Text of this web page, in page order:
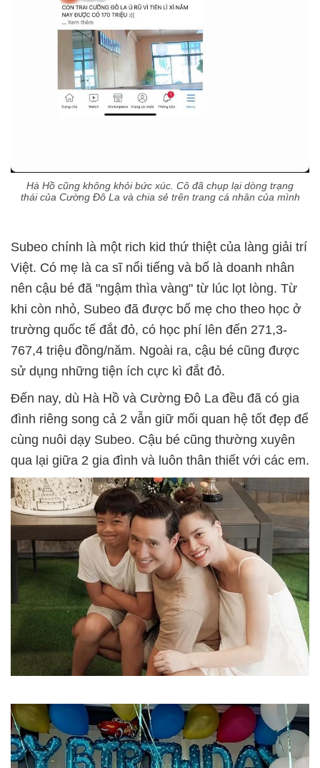
Hà Hồ cũng không khỏi bức xúc. Cô đã chụp lại dòng trạng
thái của Cường Đô La và chia sẻ trên trang cá nhân của mình
Subeo chính là một rich kid thứ thiệt của làng giải trí
Việt. Có mẹ là ca sĩ nổi tiếng và bố là doanh nhân
nên cậu bé đã "ngậm thìa vàng" từ lúc lọt lòng. Từ
khi còn nhỏ, Subeo đã được bố mẹ cho theo học ở
trường quốc tế đắt đỏ, có học phí lên đến 271,3-
767,4 triệu đồng/năm. Ngoài ra, cậu bé cũng được
sử dụng những tiện ích cực kì đắt đỏ.
Đến nay, dù Hà Hồ và Cường Đô La đều đã có gia
đình riêng song cả 2 vẫn giữ mối quan hệ tốt đẹp để
cùng nuôi dạy Subeo. Cậu bé cũng thường xuyên
qua lại giữa 2 gia đình và luôn thân thiết với các em.